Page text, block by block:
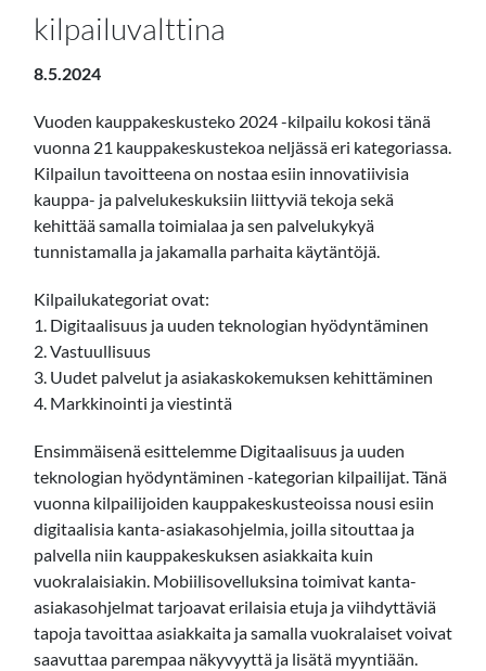
kilpailuvalttina
8.5.2024
Vuoden kauppakeskusteko 2024 -kilpailu kokosi tänä
vuonna 21 kauppakeskustekoa neljässä eri kategoriassa.
Kilpailun tavoitteena on nostaa esiin innovatiivisia
kauppa- ja palvelukeskuksiin liittyviä tekoja sekä
kehittää samalla toimialaa ja sen palvelukykyä
tunnistamalla ja jakamalla parhaita käytäntöjä.
Kilpailukategoriat ovat:
1. Digitaalisuus ja uuden teknologian hyödyntäminen
2. Vastuullisuus
3. Uudet palvelut ja asiakaskokemuksen kehittäminen
4. Markkinointi ja viestintä
Ensimmäisenä esittelemme Digitaalisuus ja uuden
teknologian hyödyntäminen -kategorian kilpailijat. Tänä
vuonna kilpailijoiden kauppakeskusteoissa nousi esiin
digitaalisia kanta-asiakasohjelmia, joilla sitouttaa ja
palvella niin kauppakeskuksen asiakkaita kuin
vuokralaisiakin. Mobiilisovelluksina toimivat kanta-
asiakasohjelmat tarjoavat erilaisia etuja ja viihdyttäviä
tapoja tavoittaa asiakkaita ja samalla vuokralaiset voivat
saavuttaa parempaa näkyvyyttä ja lisätä myyntiään.